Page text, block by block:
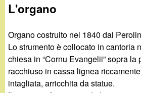
L'organo
Organo costruito nel 1840 dai
Lo strumento è collocato in cantoria
chiesa in “Cornu Evangelii” sopra la
racchiuso in cassa lignea
intagliata, arricchita da statue.